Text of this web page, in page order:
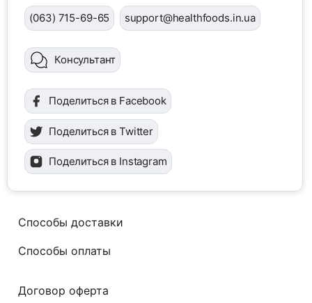
(063) 715-69-65 support@healthfoods.in.ua
Консультант
Поделиться в Facebook
Поделиться в Twitter
Поделиться в Instagram
Способы доставки
Способы оплаты
Договор оферта